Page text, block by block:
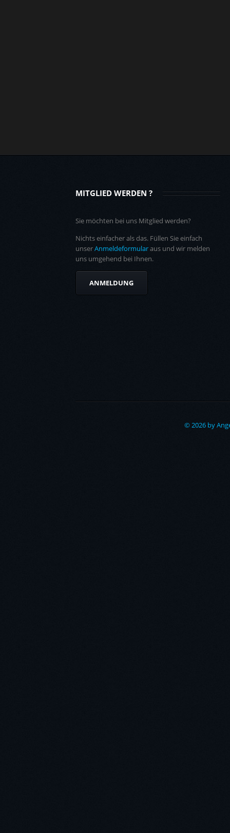
MITGLIED WERDEN ?
Sie möchten bei uns Mitglied werden?
Nichts einfacher als das. Füllen Sie einfach
unserAnmeldeformularaus und wir melden
uns umgehend bei Ihnen.
ANMELDUNG
© 2026 by